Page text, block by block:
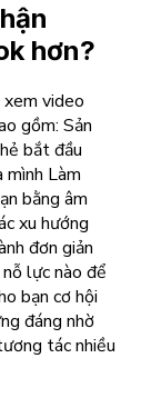
hơn?
video
gồm: Sản
bắt đầu
Làm
bằng âm
xu hướng
đơn giản
lực nào để
bạn cơ hội
đáng nhờ
tác nhiều